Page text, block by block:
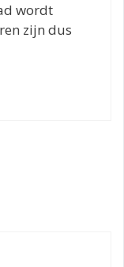
wordt
zijn dus